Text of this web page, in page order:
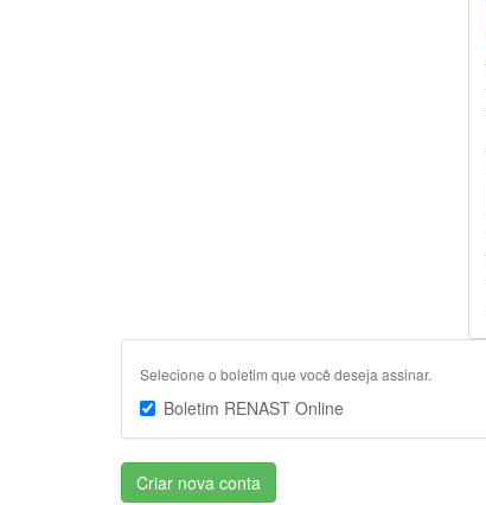
Selecione o boletim que você deseja assinar.
Boletim RENAST Online
Criar nova conta